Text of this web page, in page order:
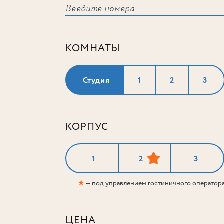
КОМНАТЫ
Студия 1 2 3
КОРПУС
1 2 3
★— под управлением гостиничного
ЦЕНА